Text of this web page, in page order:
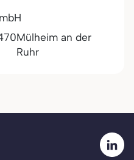
Mülheim an der
Ruhr